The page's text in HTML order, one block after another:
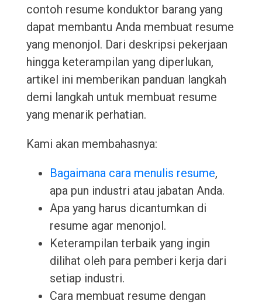
contoh resume konduktor barang yang
dapat membantu Anda membuat resume
yang menonjol. Dari deskripsi pekerjaan
hingga keterampilan yang diperlukan,
artikel ini memberikan panduan langkah
demi langkah untuk membuat resume
yang menarik perhatian.
Kami akan membahasnya:
Bagaimana cara menulis resume,
apa pun industri atau jabatan Anda.
Apa yang harus dicantumkan di
resume agar menonjol.
Keterampilan terbaik yang ingin
dilihat oleh para pemberi kerja dari
setiap industri.
Cara membuat resume dengan